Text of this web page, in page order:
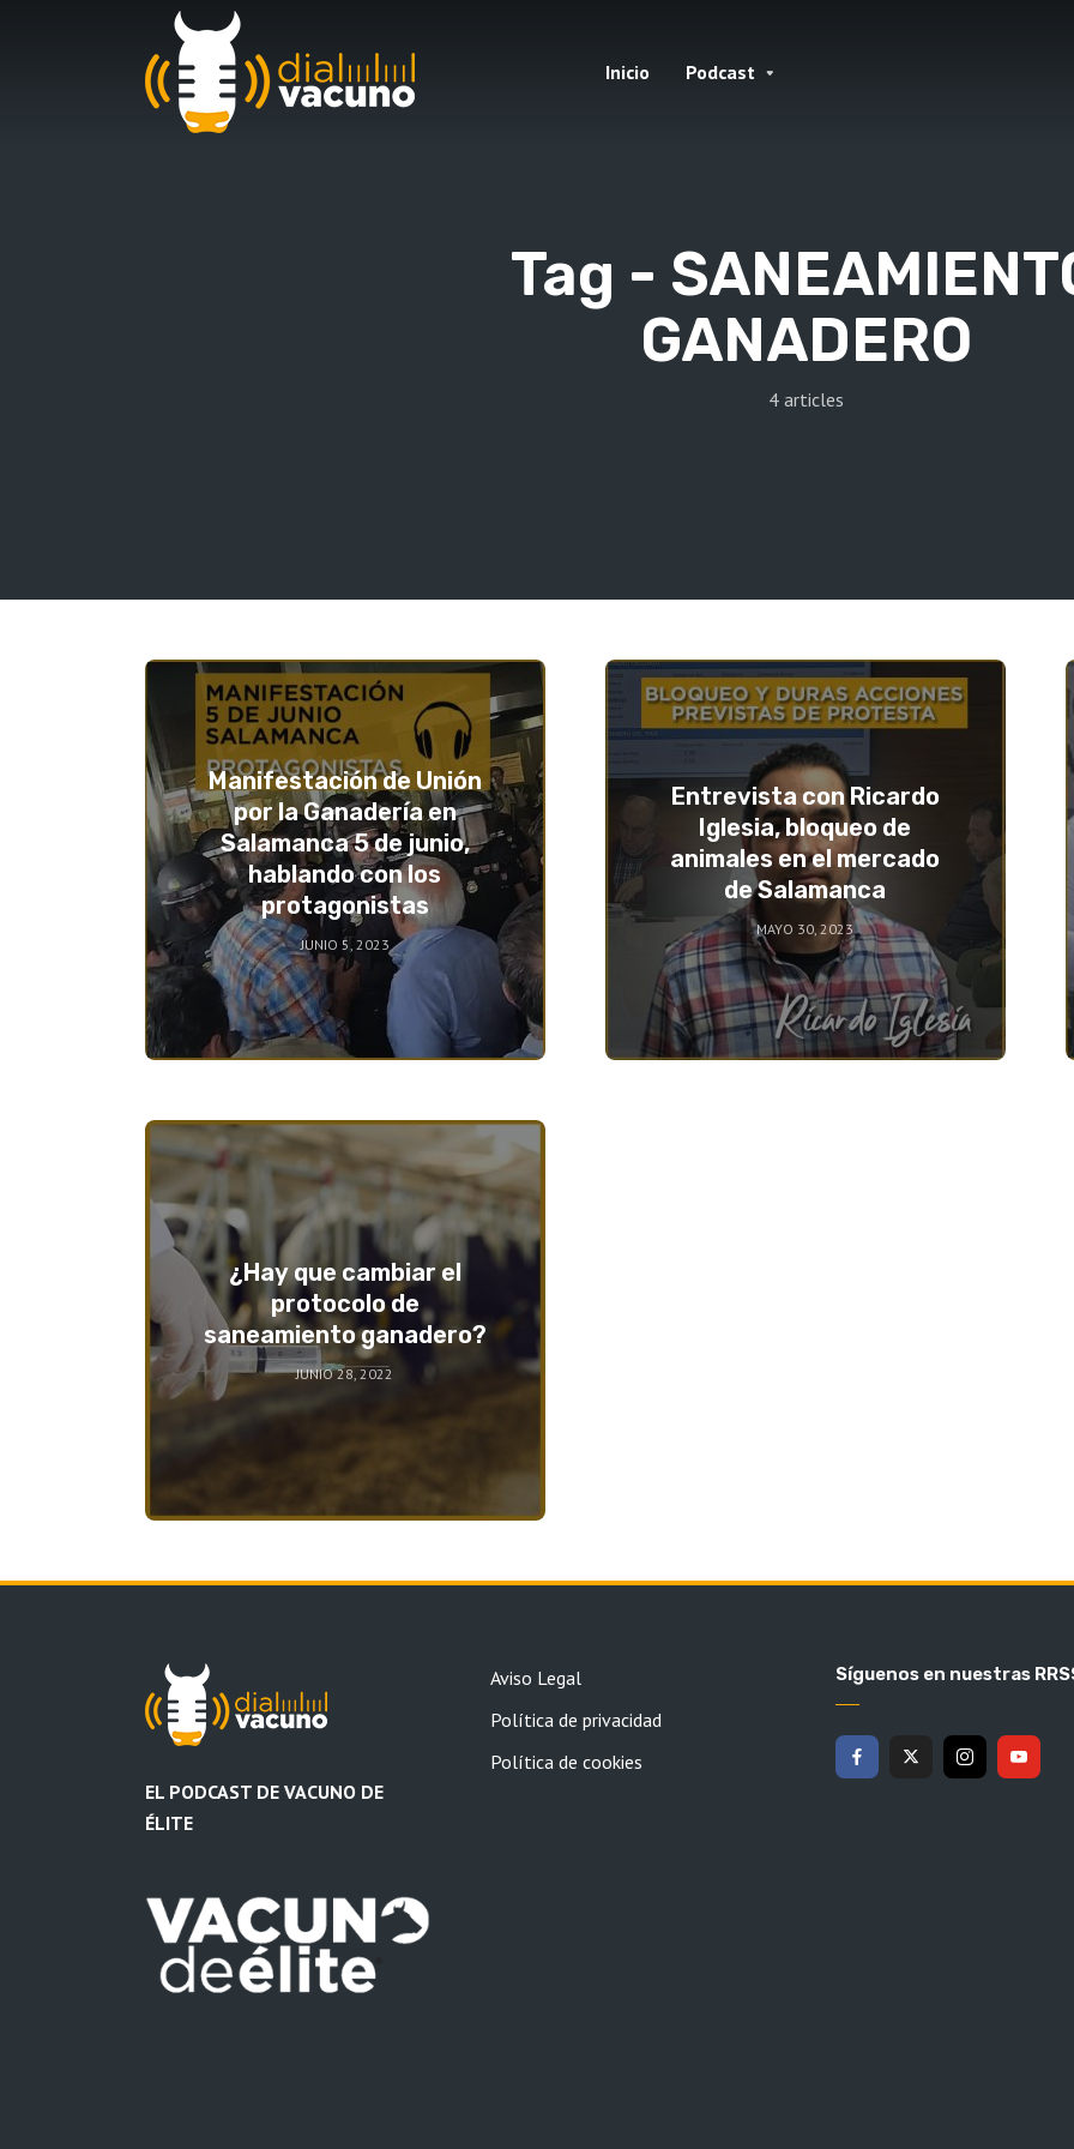
Inicio Podcast
Tag -
GANADERO
4 articles
Manifestación de Unión
por la Ganadería en
Salamanca 5 de junio,
hablando con los
protagonistas
JUNIO 5, 2023
Entrevista con Ricardo
Iglesia, bloqueo de
animales en el mercado
de Salamanca
MAYO 30, 2023
¿Hay que cambiar el
protocolo de
saneamiento ganadero?
JUNIO 28, 2022
EL PODCAST DE VACUNO DE
ÉLITE
Aviso Legal
Política de privacidad
Política de cookies
Síguenos en nuestras